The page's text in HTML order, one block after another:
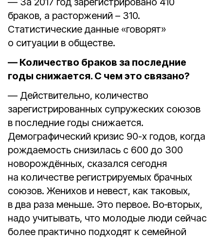
браков, а расторжений – 310.
Статистические данные «говорят»
о ситуации в обществе.
— Количество браков за последние
годы снижается. С чем это связано?
— Действительно, количество
зарегистрированных супружеских союзов
в последние годы снижается.
Демографический кризис 90-х годов, когда
рождаемость снизилась с 600 до 300
новорождённых, сказался сегодня
на количестве регистрируемых брачных
союзов. Женихов и невест, как таковых,
в два раза меньше. Это первое. Во‑вторых,
надо учитывать, что молодые люди сейчас
более практично подходят к семейной